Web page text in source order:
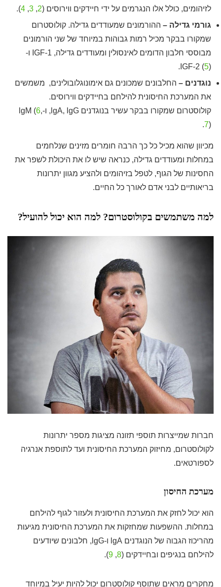
לזיהומים, כולל אלו הנגרמים על ידי חיידקים ווירוסים (2
,
3
,
4
).
גורמי גדילה – ההורמונים שמעודדים גדילה. קולוסטרום
שמקורו בבקר מכיל רמות גבוהות במיוחד של שני הורמונים
מבוססי חלבון הדומים לאינסולין ומעודדים גדילה, IGF-1 ו-
IGF-2 (5).
נוגדנים – החלבונים שמכונים גם אימונוגלובולינים, משמשים
את המערכת החיסונית להילחם בחיידקים ווירוסים.
קולוסטרום שמקורו בבקר עשיר בנוגדנים lgA, lgG, ו-lgM (
6,
7).
מכיוון שהוא מכיל כל כך הרבה חומרים מזינים שנלחמים
במחלות ומעודדים גדילה, כנראה שיש לו את היכולת לשפר את
החסינות של הגוף, לטפל בזיהומים ולהציע מגוון יתרונות
בריאותיים לבני אדם לאורך כל החיים.
למה משתמשים בקולוסטרום? למה הוא יכול להועיל?
חברות שמייצרות תוספי תזונה מציגות מספר יתרונות
לקולוסטרום, מחיזוק המערכת החיסונית ועד לתוספת אנרגיה
לספורטאים.
מערכת החיסון
הוא יכול לחזק את המערכת החיסונית ולעזור לגוף להילחם
במחלות. ההשפעות שמחזקות את המערכת החיסונית מגיעות
מהריכוז הגבוה של הנוגדנים lgA ו-lgG, חלבונים שיודעים
להילחם בנגיפים ובחיידקים (8
,
9
).
מחקרים מראים שתוסף קולוסטרום יכול להיות יעיל במיוחד